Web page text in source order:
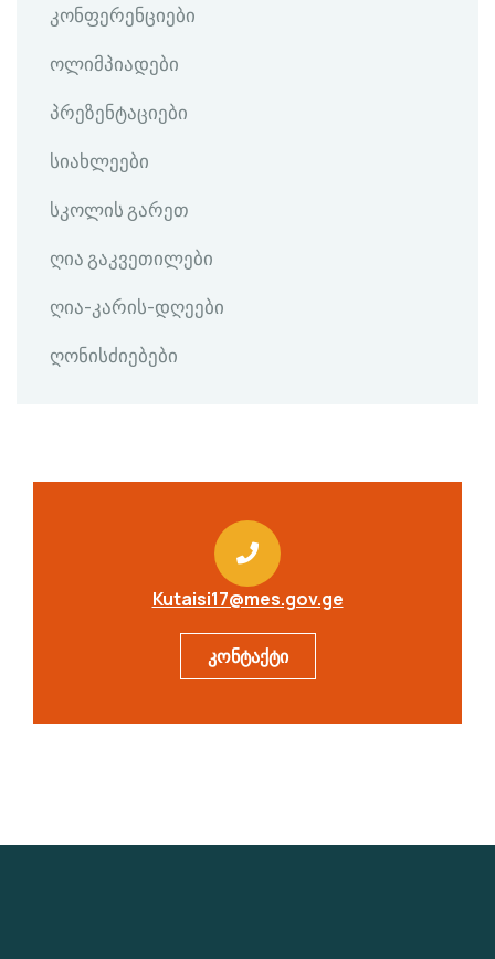
კონფერენციები
ოლიმპიადები
პრეზენტაციები
სიახლეები
სკოლის გარეთ
ღია გაკვეთილები
ღია-კარის-დღეები
ღონისძიებები
Kutaisi17@mes.gov.ge
კონტაქტი